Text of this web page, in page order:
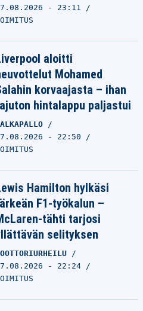
- 23:11
aloitti
Mohamed
korvaajasta – ihan
hintalappu paljastui
- 22:50
Hamilton hylkäsi
F1-työkalun –
tähti tarjosi
selityksen
- 22:24